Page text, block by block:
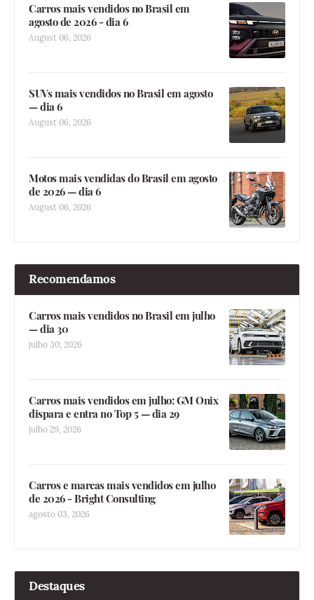
Carros mais vendidos no Brasil em
agosto de 2026 - dia 6
August 06, 2026
SUVs mais vendidos no Brasil em agosto
— dia 6
August 06, 2026
Motos mais vendidas do Brasil em agosto
de 2026 — dia 6
August 06, 2026
Recomendamos
Carros mais vendidos no Brasil em julho
— dia 30
julho 30, 2026
Carros mais vendidos em julho: GM Onix
dispara e entra no Top 5 — dia 29
julho 29, 2026
Carros e marcas mais vendidos em julho
de 2026 - Bright Consulting
agosto 03, 2026
Destaques